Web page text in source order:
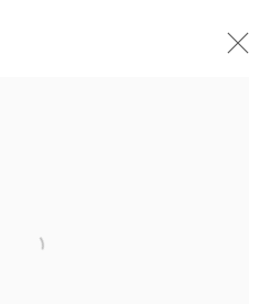
Open a larger version of the